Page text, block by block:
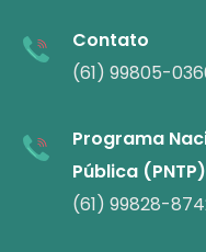
Contato
(61) 99805-
Programa
Pública (PNTP)
(61) 99828-